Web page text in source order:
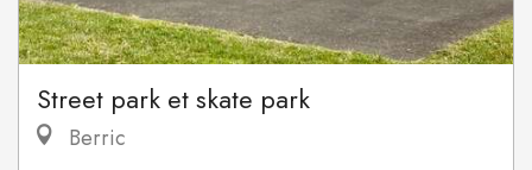
Street park et skate park
Berric